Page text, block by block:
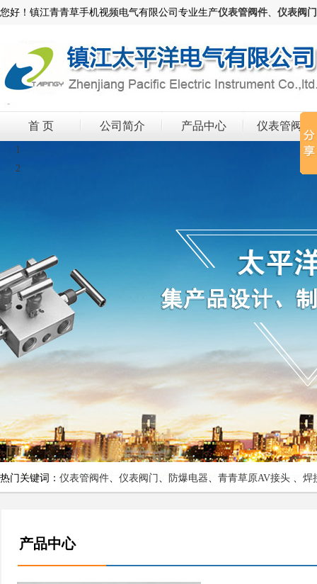
您好！镇江青青草手机视频电气有限公司专业生产仪表管阀件、 仪表阀门
首 页 公司简介 产品中心 仪表管阀件
1
2
热门关键词： 仪表管阀件、 仪表阀门 、 防爆电器、 青青草原AV接头 、 焊
产品中心